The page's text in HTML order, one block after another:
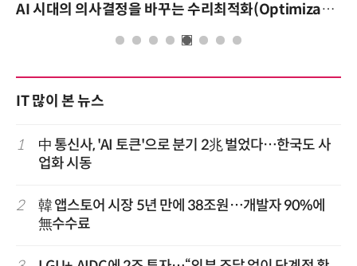
AI 시대의 의사결정을 바꾸는 수리최적화(Optimization): 실제 산업 적용 사례와 활용 전략
IT 많이 본 뉴스
1
中 통신사, 'AI 토큰'으로 분기 2兆 벌었다…한국도 사
업화 시동
2
韓 앱스토어 시장 5년 만에 38조원…개발자 90%에
無수수료